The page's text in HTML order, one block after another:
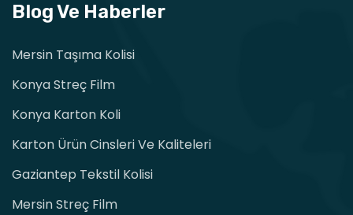
Blog Ve Haberler
Mersin Taşıma Kolisi
Konya Streç Film
Konya Karton Koli
Karton Ürün Cinsleri Ve Kaliteleri
Gaziantep Tekstil Kolisi
Mersin Streç Film